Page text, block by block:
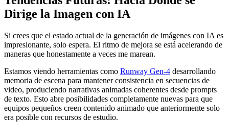
Dirige la Imagen con IA
Si crees que el estado actual de la generación de imágenes con IA es
impresionante, solo espera. El ritmo de mejora se está acelerando de
maneras que honestamente a veces me marean.
Estamos viendo herramientas como Runway Gen-4 desarrollando
memoria de escena para mantener consistencia en secuencias de
video, produciendo narrativas animadas coherentes desde prompts
de texto. Esto abre posibilidades completamente nuevas para que
equipos pequeños creen contenido animado que anteriormente solo
era posible con recursos de estudio.